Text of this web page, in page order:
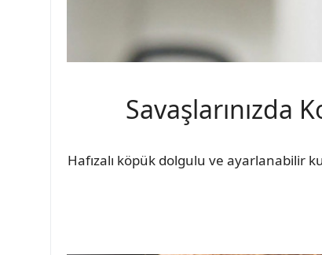
Savaşlarınızda
Hafızalı köpük dolgulu ve ayarlanabilir